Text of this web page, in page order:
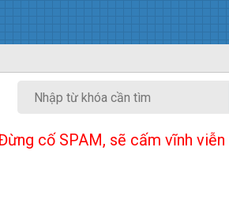
cố SPAM, sẽ cấm vĩnh viễn